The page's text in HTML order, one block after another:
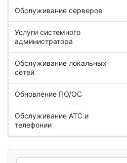
Обслуживание серверов
Услуги системного
администратора
Обслуживание локальных
сетей
Обновление ПО/ОС
Обслуживание АТС и
телефонии